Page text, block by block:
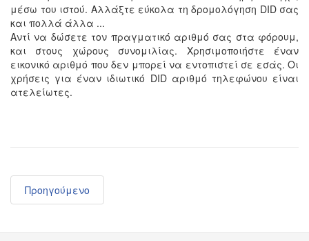
μέσω του ιστού. Αλλάξτε εύκολα τη δρομολόγηση DID σας
και πολλά άλλα ...
Αντί να δώσετε τον πραγματικό αριθμό σας στα φόρουμ,
και στους χώρους συνομιλίας. Χρησιμοποιήστε έναν
εικονικό αριθμό που δεν μπορεί να εντοπιστεί σε εσάς. Οι
χρήσεις για έναν ιδιωτικό DID αριθμό τηλεφώνου είναι
ατελείωτες.
Προηγούμενο